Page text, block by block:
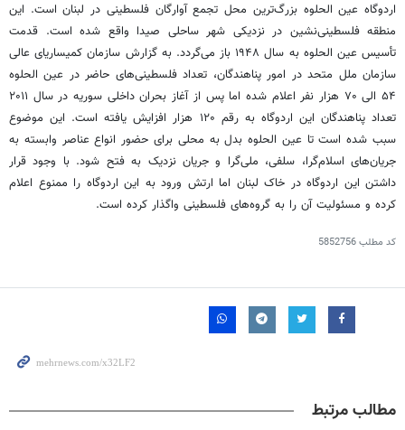
اردوگاه عین الحلوه بزرگ‌ترین محل تجمع آوارگان فلسطینی در لبنان است. این
منطقه فلسطینی‌نشین در نزدیکی شهر ساحلی صیدا واقع شده است. قدمت
تأسیس عین الحلوه
به سال ۱۹۴۸ باز می‌گردد. به گزارش سازمان کمیساریای عالی
سازمان ملل متحد در امور پناهندگان، تعداد فلسطینی‌های حاضر در عین الحلوه
۵۴ الی ۷۰ هزار نفر اعلام شده اما پس از آغاز بحران داخلی سوریه در سال ۲۰۱۱
تعداد پناهندگان این اردوگاه به رقم ۱۲۰ هزار افزایش یافته است. این موضوع
سبب شده است تا عین الحلوهبدل به محلی برای حضور انواع عناصر وابسته به
جریان‌های اسلام‌گرا، سلفی، ملی‌گرا و جریان نزدیک به فتح شود. با وجود قرار
داشتن این اردوگاه در خاک لبنان اما ارتش ورود به این اردوگاه را ممنوع اعلام
کرده و مسئولیت آن را به گروه‌های فلسطینی واگذار کرده است.
کد مطلب5852756
مطالب مرتبط